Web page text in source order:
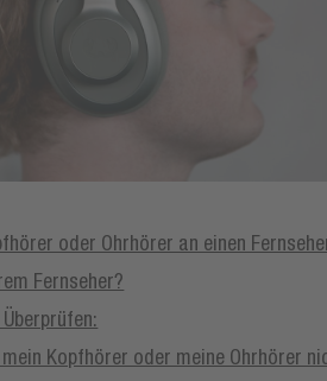
oder Ohrhörer an einen
Fernseher?
Kopfhörer oder meine Ohrhörer